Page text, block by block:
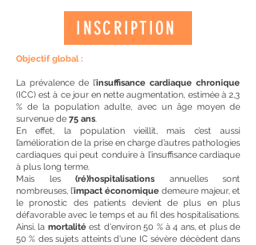
INSCRIPTION
Objectif global :
La prévalence de l’insuffisance cardiaque chronique
(ICC) est à ce jour en nette augmentation, estimée à 2,3
% de la population adulte, avec un âge moyen de
survenue de 75 ans.
En effet, la population vieillit, mais c’est aussi
l’amélioration de la prise en charge d’autres pathologies
cardiaques qui peut conduire à l’insuffisance cardiaque
à plus long terme.
Mais les (ré)hospitalisations annuelles sont
nombreuses, l’impact économique demeure majeur, et
le pronostic des patients devient de plus en plus
défavorable avec le temps et au fil des hospitalisations.
Ainsi, la mortalitéest d'environ 50 % à 4 ans, et plus de
50 % des sujets atteints d'une IC sévère décèdent dans